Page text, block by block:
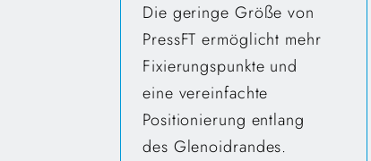
Die geringe Größe von
PressFT ermöglicht mehr
Fixierungspunkte und
eine vereinfachte
Positionierung entlang
des Glenoidrandes.